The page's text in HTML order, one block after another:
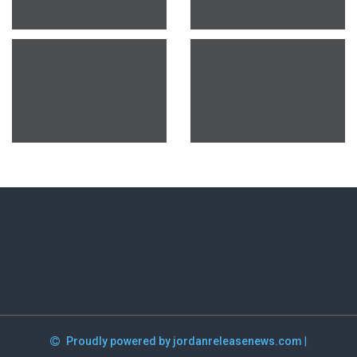
Proudly powered by jordanreleasenews.com